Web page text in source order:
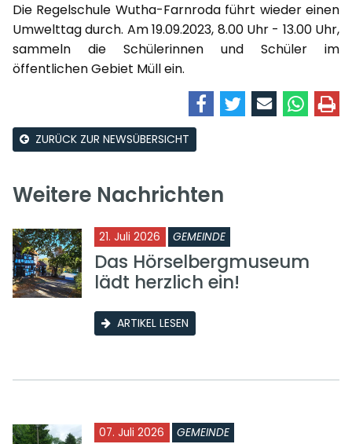
Die Regelschule Wutha-Farnroda führt wieder einen
Umwelttag durch. Am 19.09.2023, 8.00 Uhr - 13.00 Uhr,
sammeln die Schülerinnen und Schüler im
öffentlichen Gebiet Müll ein.
ZURÜCK ZUR NEWSÜBERSICHT
Weitere Nachrichten
21. Juli 2026 GEMEINDE
Das Hörselbergmuseum
lädt herzlich ein!
ARTIKEL LESEN
07. Juli 2026 GEMEINDE